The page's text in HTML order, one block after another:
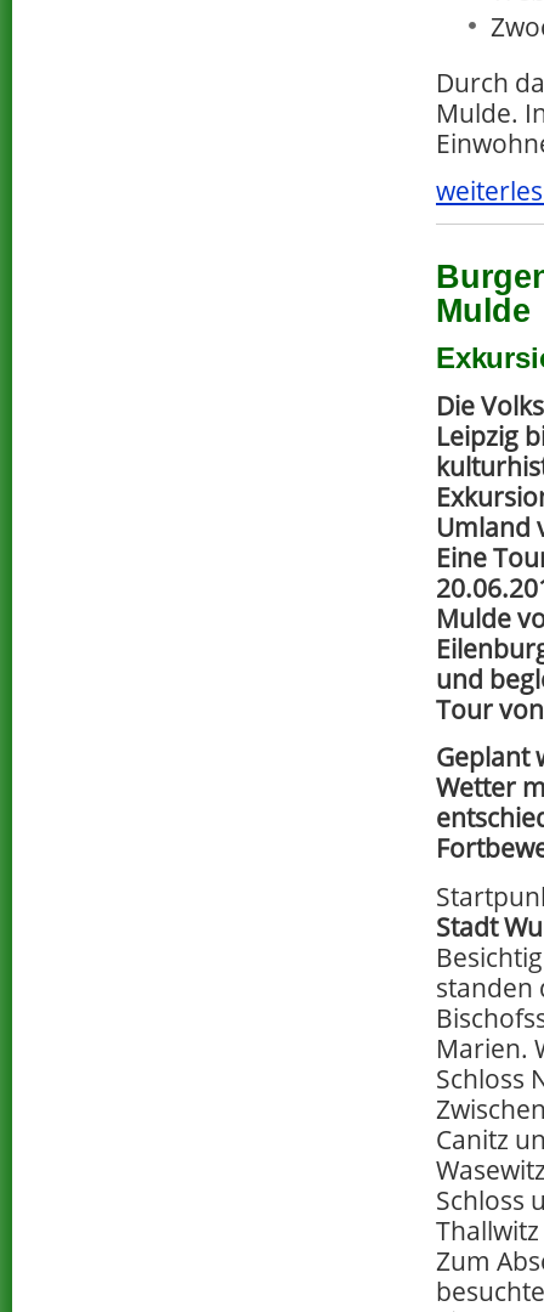
Durch
Mulde.
Mulde
Die
Leipzig
Umland
Eine
Mulde
und
Tour
Geplant
Wetter
Stadt
standen
Marien.
Schloss
Canitz
Schloss
Zum